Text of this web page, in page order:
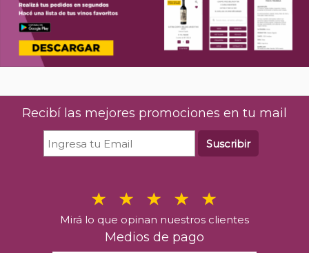
Recibí las mejores promociones en tu mail
Suscribir
Mirá lo que opinan nuestros clientes
Medios de pago